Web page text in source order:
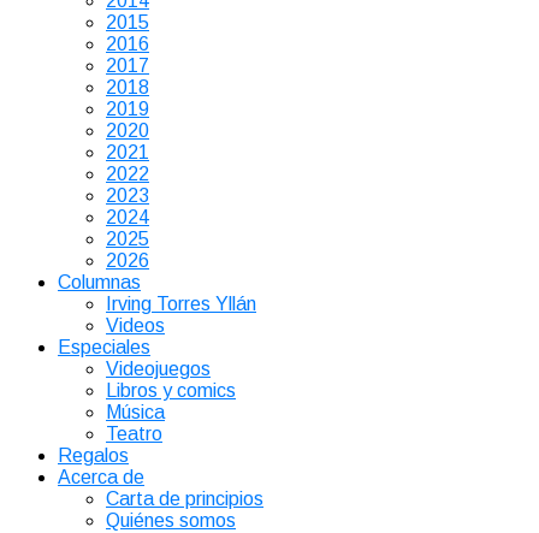
2015
2016
2017
2018
2019
2020
2021
2022
2023
2024
2025
2026
Columnas
Irving Torres Yllán
Videos
Especiales
Videojuegos
Libros y comics
Música
Teatro
Regalos
Acerca de
Carta de principios
Quiénes somos